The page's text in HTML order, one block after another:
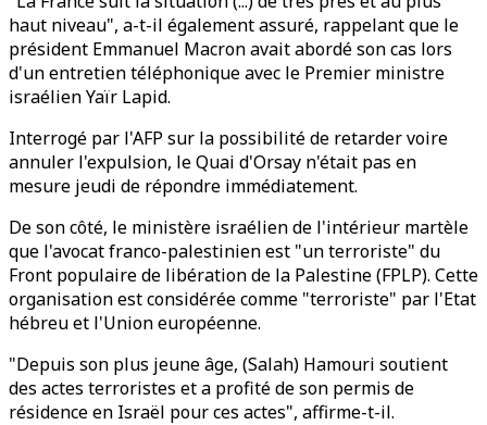
haut niveau", a-t-il également assuré, rappelant que le
président Emmanuel Macron avait abordé son cas lors
d'un entretien téléphonique avec le Premier ministre
israélien Yaïr Lapid.
Interrogé par l'AFP sur la possibilité de retarder voire
annuler l'expulsion, le Quai d'Orsay n'était pas en
mesure jeudi de répondre immédiatement.
De son côté, le ministère israélien de l'intérieur martèle
que l'avocat franco-palestinien est "un terroriste" du
Front populaire de libération de la Palestine (FPLP). Cette
organisation est considérée comme "terroriste" par l'Etat
hébreu et l'Union européenne.
"Depuis son plus jeune âge, (Salah) Hamouri soutient
des actes terroristes et a profité de son permis de
résidence en Israël pour ces actes", affirme-t-il.